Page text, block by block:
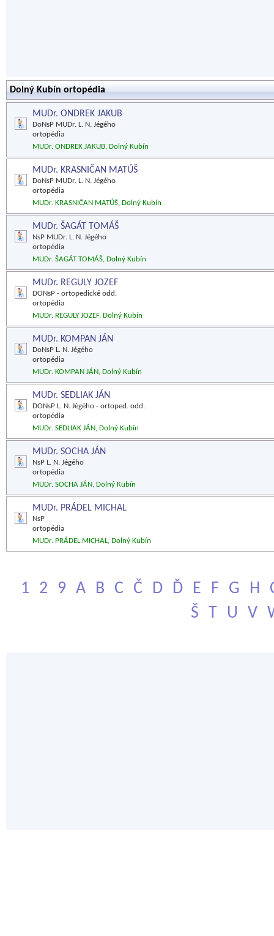
Dolný Kubín ortopédia
MUDr. ONDREK JAKUB
DoNsP MUDr. L. N. Jégého
ortopédia
MUDr. ONDREK JAKUB, Dolný Kubín
MUDr. KRASNIČAN MATÚŠ
DoNsP MUDr. L. N. Jégého
ortopédia
MUDr. KRASNIČAN MATÚŠ, Dolný Kubín
MUDr. ŠAGÁT TOMÁŠ
NsP MUDr. L. N. Jégého
ortopédia
MUDr. ŠAGÁT TOMÁŠ, Dolný Kubín
MUDr. REGULY JOZEF
DONsP - ortopedické odd.
ortopédia
MUDr. REGULY JOZEF, Dolný Kubín
MUDr. KOMPAN JÁN
DoNsP L. N. Jégého
ortopédia
MUDr. KOMPAN JÁN, Dolný Kubín
MUDr. SEDLIAK JÁN
DONsP L. N. Jégého - ortoped. odd.
ortopédia
MUDr. SEDLIAK JÁN, Dolný Kubín
MUDr. SOCHA JÁN
NsP L. N. Jégého
ortopédia
MUDr. SOCHA JÁN, Dolný Kubín
MUDr. PRÁDEL MICHAL
NsP
ortopédia
MUDr. PRÁDEL MICHAL, Dolný Kubín
1 2 9 A B C Č D Ď E F G H
Š
T U V